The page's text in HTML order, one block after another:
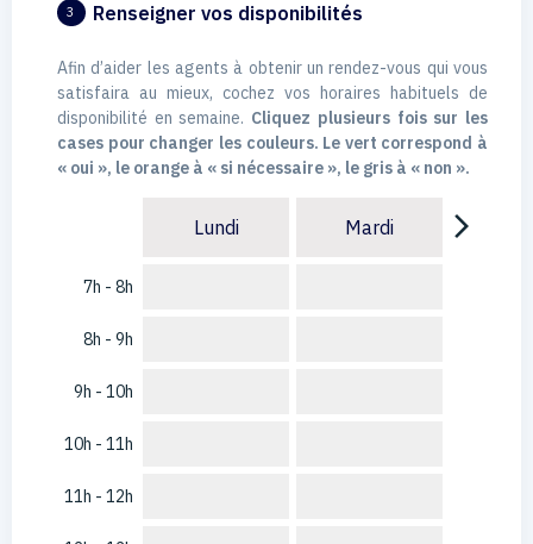
3 Renseigner vos disponibilités
Afin d’aider les agents à obtenir un rendez-vous qui vous
satisfaira au mieux, cochez vos horaires habituels de
disponibilité en semaine. Cliquez plusieurs fois sur les
cases pour changer les couleurs. Le vert correspond à
« oui », le orange à « si nécessaire », le gris à « non ».
7h - 8h
8h - 9h
9h - 10h
10h - 11h
11h - 12h
Lundi Mardi arrow_forward_ios